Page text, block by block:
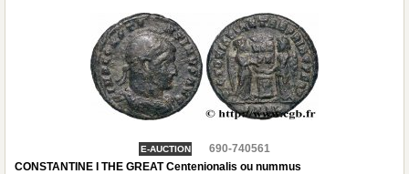
E-AUCTION
690-740561
CONSTANTINE I THE GREAT Centenionalis ou nummus